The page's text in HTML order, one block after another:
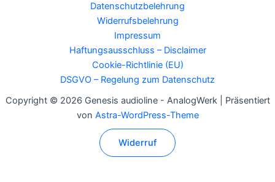
Datenschutzbelehrung
Widerrufsbelehrung
Impressum
Haftungsausschluss – Disclaimer
Cookie-Richtlinie (EU)
DSGVO – Regelung zum Datenschutz
Copyright © 2026 Genesis audioline - AnalogWerk | Präsentiert
von Astra-WordPress-Theme
Widerruf